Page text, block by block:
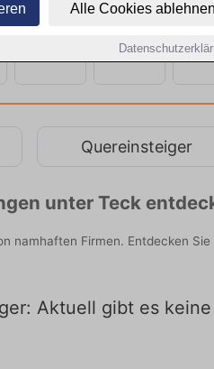
Alle Cookies ablehnen
Quereinsteiger
unter Teck
namhaften Firmen. Entdecken
Aktuell gibt es